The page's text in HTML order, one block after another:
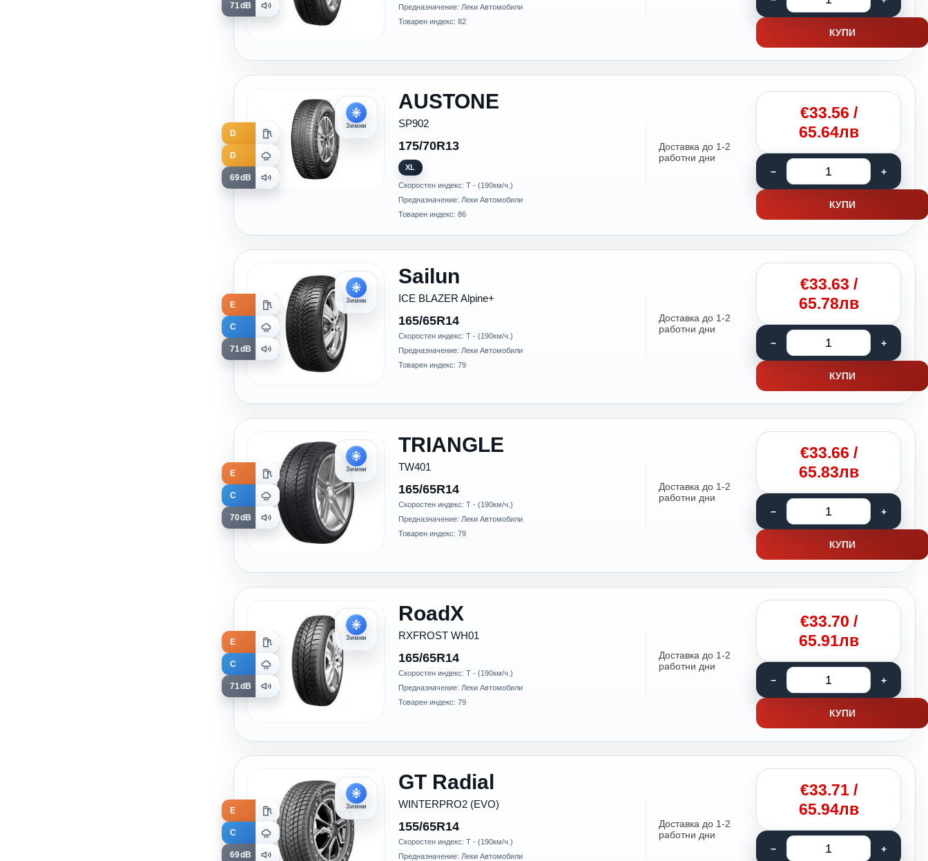
71dB
Предназначение: Леки Автомобили
Товарен индекс: 82
КУПИ
Зимни
AUSTONE
SP902
175/70R13
D
D
69dB
XL
Скоростен индекс: T - (190км/ч.)
Предназначение: Леки Автомобили
Товарен индекс: 86
Доставка до 1-2
работни дни
€33.56 /
65.64лв
КУПИ
Зимни
Sailun
ICE BLAZER Alpine+
165/65R14
E
C
71dB
Скоростен индекс: T - (190км/ч.)
Предназначение: Леки Автомобили
Товарен индекс: 79
Доставка до 1-2
работни дни
€33.63 /
65.78лв
КУПИ
Зимни
TRIANGLE
TW401
165/65R14
E
C
70dB
Скоростен индекс: T - (190км/ч.)
Предназначение: Леки Автомобили
Товарен индекс: 79
Доставка до 1-2
работни дни
€33.66 /
65.83лв
КУПИ
Зимни
RoadX
RXFROST WH01
165/65R14
E
C
71dB
Скоростен индекс: T - (190км/ч.)
Предназначение: Леки Автомобили
Товарен индекс: 79
Доставка до 1-2
работни дни
€33.70 /
65.91лв
КУПИ
Зимни
GT Radial
WINTERPRO2 (EVO)
155/65R14
E
C
69dB
Скоростен индекс: T - (190км/ч.)
Предназначение: Леки Автомобили
Доставка до 1-2
работни дни
€33.71/
65.94лв